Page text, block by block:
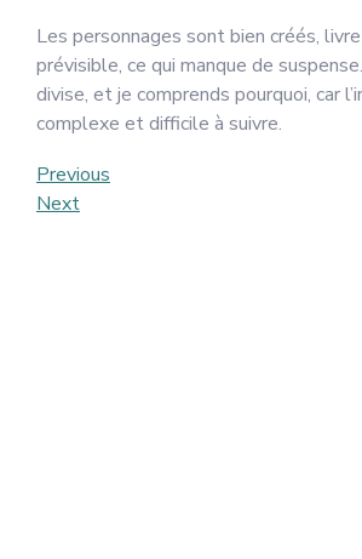
Les personnages sont bien créés,
prévisible, ce qui manque de
divise, et je comprends pourquoi, car
complexe et difficile à suivre.
Post
navigation
Previous
Post
Previous
Next
Next